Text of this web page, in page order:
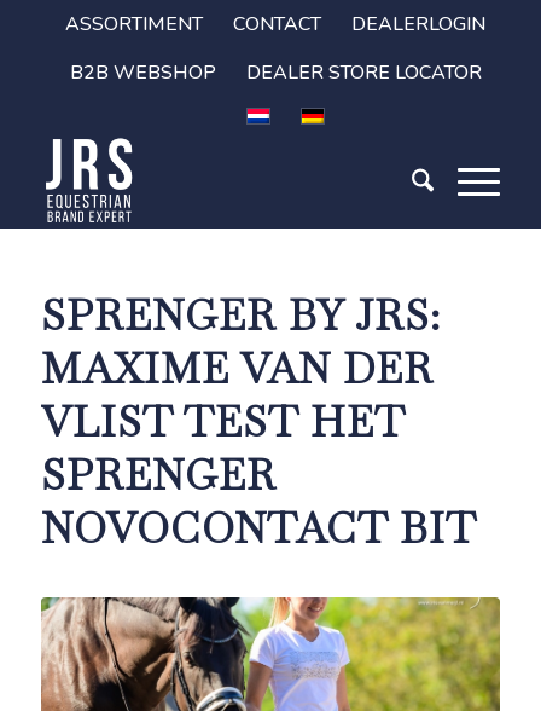
ASSORTIMENT CONTACT
DEALERLOGIN
B2B WEBSHOP
DEALER STORE LOCATOR
SPRENGER BY JRS:
MAXIME VAN DER
VLIST TEST HET
SPRENGER
NOVOCONTACT BIT